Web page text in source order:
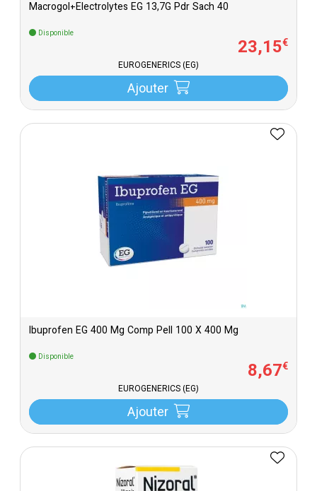
Macrogol+Electrolytes EG 13,7G Pdr Sach 40
Disponible
23,15€
EUROGENERICS (EG)
Ajouter
Ibuprofen EG 400 Mg Comp Pell 100 X 400 Mg
Disponible
8,67€
EUROGENERICS (EG)
Ajouter